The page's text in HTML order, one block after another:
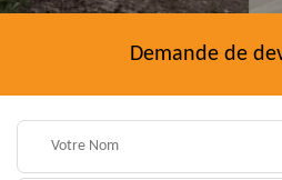
Demande de